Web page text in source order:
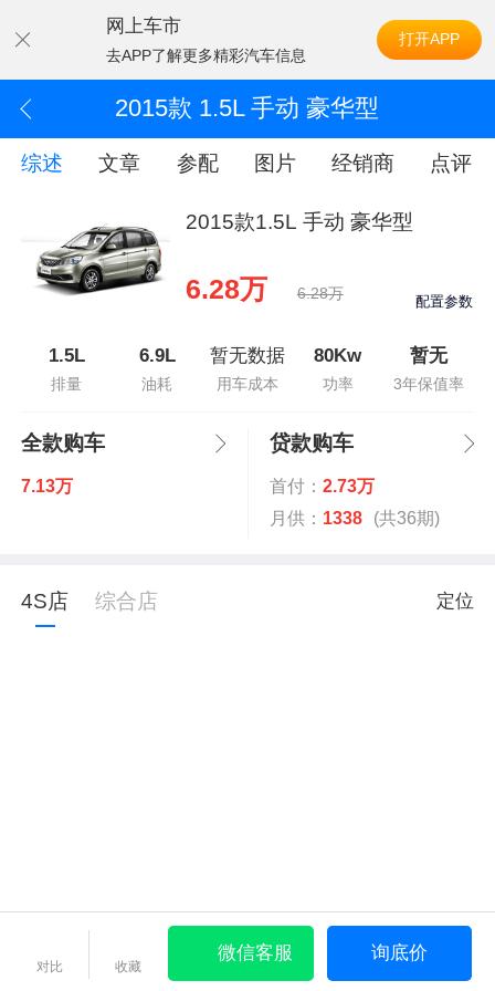
网上车市
去APP了解更多精彩汽车信息
打开APP
2015款 1.5L 手动 豪华型
综述 文章 参配 图片 经销商 点评
2015款1.5L 手动 豪华型
6.28万 6.28万 配置参数
1.5L
排量
6.9L
油耗
暂无数据
用车成本
80Kw
功率
暂无
3年保值率
全款购车
7.13万
贷款购车
首付： 2.73万
月供： 1338 (共36期)
4S店 综合店 定位
对比 收藏
微信客服 询底价